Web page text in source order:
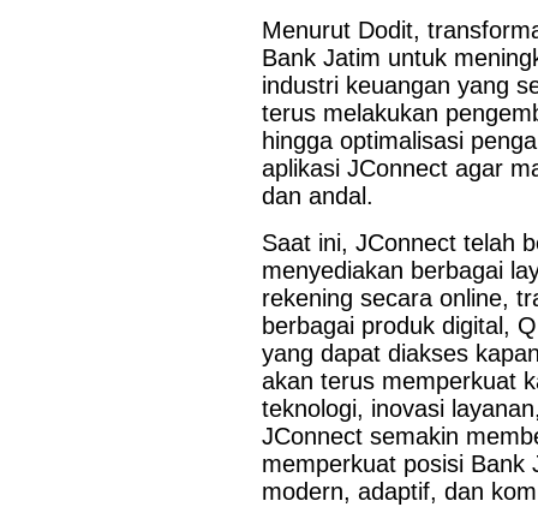
(KUB) melalui berbagai sinergi strategis bersama bank
Langkah tersebut merupakan wujud...
Menurut Dodit,
Bank Jatim untuk
industri keuangan yang
terus melakukan
hingga optimalisasi
aplikasi JConnect agar
dan andal.
Saat ini, JConnect telah
menyediakan berbagai
rekening secara online,
berbagai produk digital,
yang dapat diakses
akan terus memperkuat
teknologi, inovasi
JConnect semakin
memperkuat posisi Bank
modern, adaptif, dan